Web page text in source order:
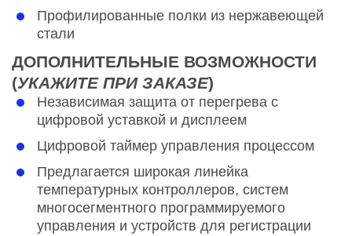
Профилированные полки из нержавеющей
стали
ДОПОЛНИТЕЛЬНЫЕ ВОЗМОЖНОСТИ
(УКАЖИТЕ ПРИ ЗАКАЗЕ)
Независимая защита от перегрева с
цифровой уставкой и дисплеем
Цифровой таймер управления процессом
Предлагается широкая линейка
температурных контроллеров, систем
многосегментного программируемого
управления и устройств для регистрации